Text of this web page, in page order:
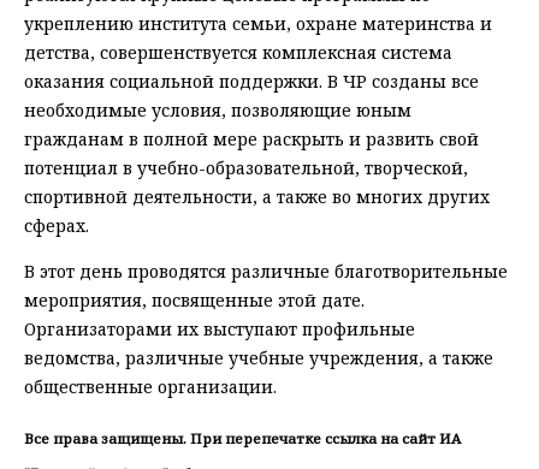
укреплению института семьи, охране материнства и
детства, совершенствуется комплексная система
оказания социальной поддержки. В ЧР созданы все
необходимые условия, позволяющие юным
гражданам в полной мере раскрыть и развить свой
потенциал в учебно-образовательной, творческой,
спортивной деятельности, а также во многих других
сферах.
В этот день проводятся различные благотворительные
мероприятия, посвященные этой дате.
Организаторами их выступают профильные
ведомства, различные учебные учреждения, а также
общественные организации.
Все права защищены. При перепечатке ссылка на сайт ИА